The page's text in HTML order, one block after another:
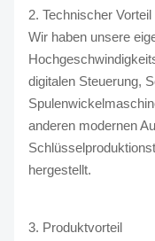
2. Technischer Vorteil
Wir haben unsere
digitalen Steuerung,
anderen modernen
hergestellt.
3. Produktvorteil